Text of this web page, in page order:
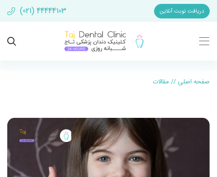
دریافت نوبت آنلاین (021) 44444103
صفحه اصلی // مقالات